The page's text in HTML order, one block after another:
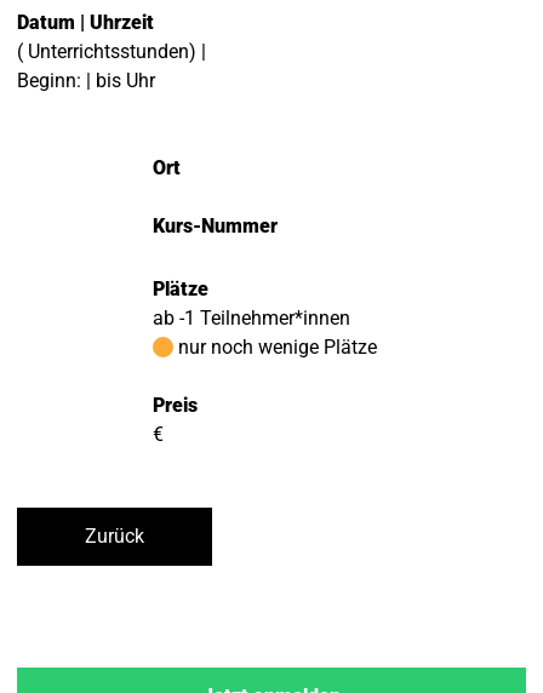
Datum | Uhrzeit
( Unterrichtsstunden) |
Beginn: | bis Uhr
Ort
Kurs-Nummer
Plätze
ab -1 Teilnehmer*innen
nur noch wenige Plätze
Preis
€
Zurück